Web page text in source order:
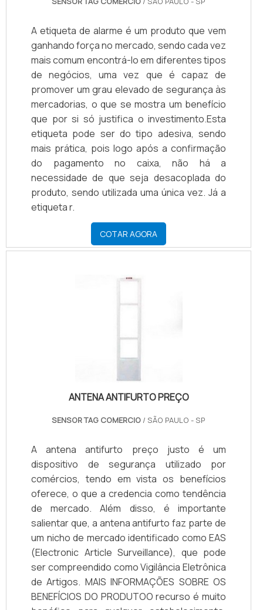
A etiqueta de alarme é um produto que vem
ganhando força no mercado, sendo cada vez
mais comum encontrá-lo em diferentes tipos
de negócios, uma vez que é capaz de
promover um grau elevado de segurança às
mercadorias, o que se mostra um benefício
que por si só justifica o investimento.Esta
etiqueta pode ser do tipo adesiva, sendo
mais prática, pois logo após a confirmação
do pagamento no caixa, não há a
necessidade de que seja desacoplada do
produto, sendo utilizada uma única vez. Já a
etiqueta r.
COTAR AGORA
ANTENA ANTIFURTO PREÇO
SENSOR TAG COMERCIO / SÃO PAULO - SP
A antena antifurto preço justo é um
dispositivo de segurança utilizado por
comércios, tendo em vista os benefícios
oferece, o que a credencia como tendência
de mercado. Além disso, é importante
salientar que, a antena antifurto faz parte de
um nicho de mercado identificado como EAS
(Electronic Article Surveillance), que pode
ser compreendido como Vigilância Eletrônica
de Artigos. MAIS INFORMAÇÕES SOBRE OS
BENEFÍCIOS DO PRODUTOO recurso é muito